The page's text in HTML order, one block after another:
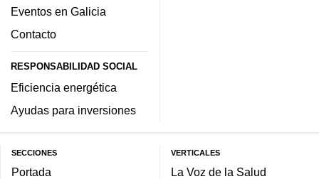
Eventos en Galicia
Contacto
RESPONSABILIDAD SOCIAL
Eficiencia energética
Ayudas para inversiones
SECCIONES
Portada
VERTICALES
La Voz de la Salud